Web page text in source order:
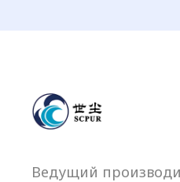
Ведущий